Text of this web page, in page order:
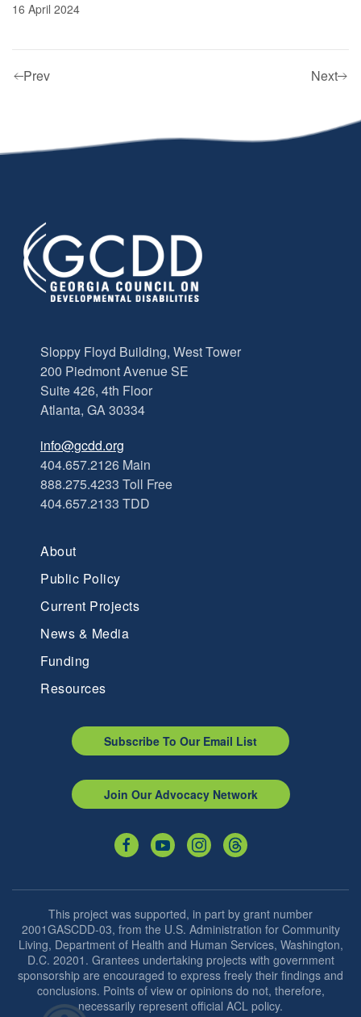
16 April 2024
Prev Next
Sloppy Floyd Building, West Tower
200 Piedmont Avenue SE
Suite 426, 4th Floor
Atlanta, GA 30334
info@gcdd.org
404.657.2126 Main
888.275.4233 Toll Free
404.657.2133 TDD
About
Public Policy
Current Projects
News & Media
Funding
Resources
Subscribe To Our Email List
Join Our Advocacy Network
This project was supported, in part by grant number
2001GASCDD-03, from the U.S. Administration for Community
Living, Department of Health and Human Services, Washington,
D.C. 20201. Grantees undertaking projects with government
sponsorship are encouraged to express freely their findings and
conclusions. Points of view or opinions do not, therefore,
necessarily represent official ACL policy.